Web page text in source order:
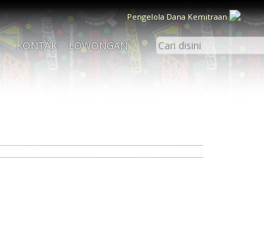
Pengelola Dana Kemitraan
KONTAK LOWONGAN